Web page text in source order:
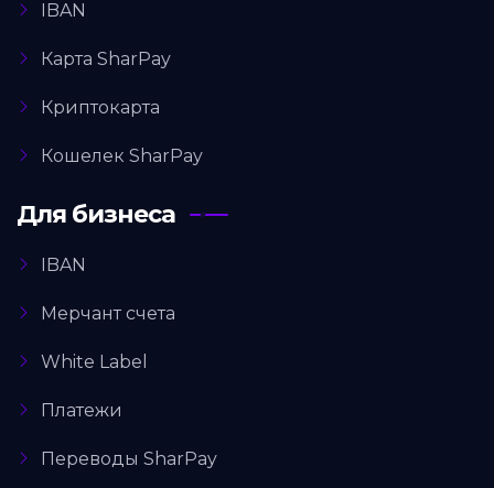
IBAN
Карта SharPay
Криптокарта
Кошелек SharPay
Для бизнеса
IBAN
Мерчант счета
White Label
Платежи
Переводы SharPay